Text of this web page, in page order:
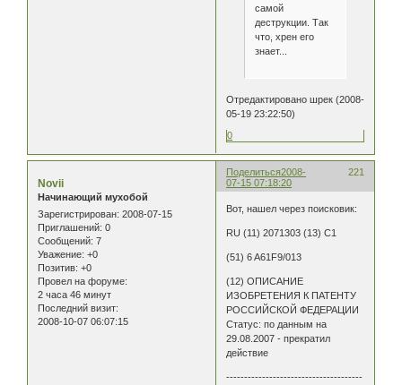
самой
деструкции. Так
что, хрен его
знает...
Отредактировано шрек (2008-
05-19 23:22:50)
0
Поделиться 221
2008-
07-15 07:18:20
Novii
Начинающий мухобой
Зарегистрирован: 2008-07-15
Приглашений: 0
Сообщений: 7
Уважение: +0
Позитив: +0
Провел на форуме:
2 часа 46 минут
Последний визит:
2008-10-07 06:07:15
Вот, нашел через поисковик:
RU (11) 2071303 (13) C1
(51) 6 A61F9/013
(12) ОПИСАНИЕ
ИЗОБРЕТЕНИЯ К ПАТЕНТУ
РОССИЙСКОЙ ФЕДЕРАЦИИ
Статус: по данным на
29.08.2007 - прекратил
действие
--------------------------------------